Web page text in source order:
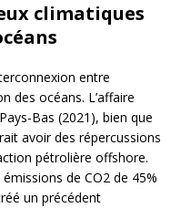
climatiques
entre
des océans. L’affaire
Bas (2021), bien que
avoir des répercussions
pétrolière offshore.
de CO2 de 45%
un précédent